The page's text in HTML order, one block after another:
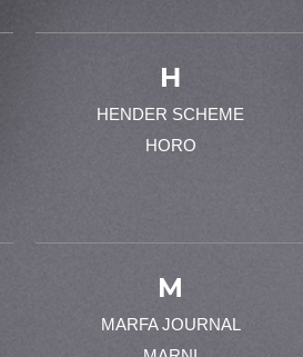
H
HENDER SCHEME
HORO
M
MARFA JOURNAL